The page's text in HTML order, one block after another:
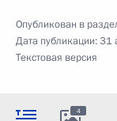
Опубликован в
Дата публикации:31
Текстовая версия
4